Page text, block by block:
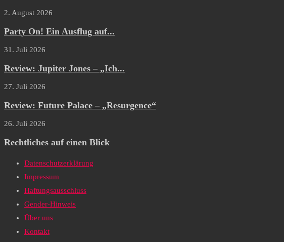
2. August 2026
Party On! Ein Ausflug auf...
31. Juli 2026
Review: Jupiter Jones – „Ich...
27. Juli 2026
Review: Future Palace – „Resurgence“
26. Juli 2026
Rechtliches auf einen Blick
Datenschutzerklärung
Impressum
Haftungsausschluss
Gender-Hinweis
Über uns
Kontakt